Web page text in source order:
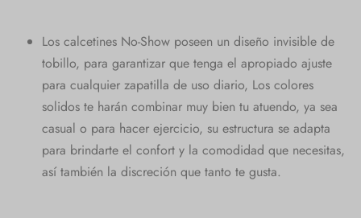
Los calcetines No-Show poseen un diseño invisible de
tobillo, para garantizar que tenga el apropiado ajuste
para cualquier zapatilla de uso diario, Los colores
solidos te harán combinar muy bien tu atuendo, ya sea
casual o para hacer ejercicio, su estructura se adapta
para brindarte el confort y la comodidad que necesitas,
así también la discreción que tanto te gusta.